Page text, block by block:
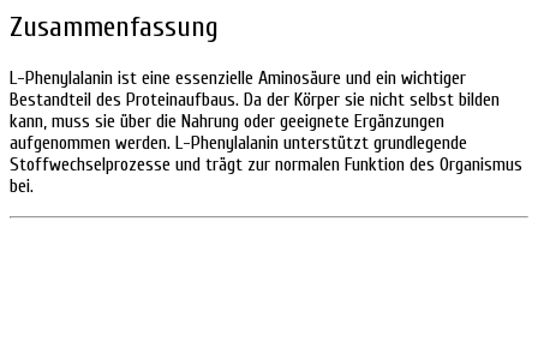
Zusammenfassung
L-Phenylalanin ist eine essenzielle Aminosäure und ein wichtiger
Bestandteil des Proteinaufbaus. Da der Körper sie nicht selbst bilden
kann, muss sie über die Nahrung oder geeignete Ergänzungen
aufgenommen werden. L-Phenylalanin unterstützt grundlegende
Stoffwechselprozesse und trägt zur normalen Funktion des Organismus
bei.